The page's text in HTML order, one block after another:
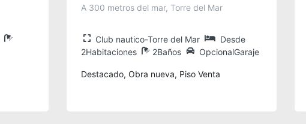
A 300 metros del mar, Torre del Mar
Club nautico-Torre del Mar
Desde
2Habitaciones
2Baños OpcionalGaraje
Destacado, Obra nueva, Piso Venta